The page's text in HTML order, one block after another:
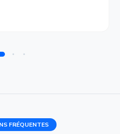
FRÉQUENTES